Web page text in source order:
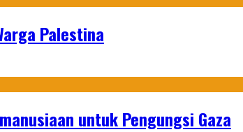
Palestina
untuk Pengungsi Gaza